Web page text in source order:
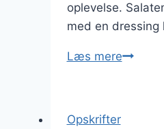
oplevelse.
med en dressing
Læs mereGræsk
Opskrifter